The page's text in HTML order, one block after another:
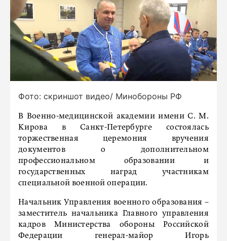
Фото: скриншот видео/ Минобороны РФ
В Военно-медицинской академии имени С. М.
Кирова в Санкт-Петербурге состоялась
торжественная церемония вручения
документов о дополнительном
профессиональном образовании и
государственных наград участникам
специальной военной операции.
Начальник Управления военного образования –
заместитель начальника Главного управления
кадров Министерства обороны Российской
Федерации генерал-майор Игорь